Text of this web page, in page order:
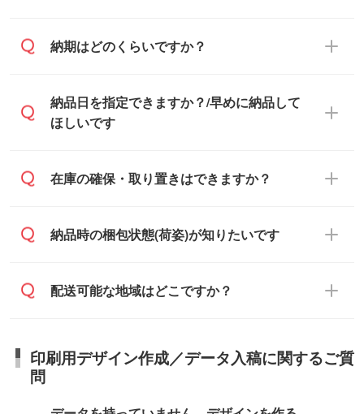
に対応可能です。
人様からご注文いただく場合でも、お支払
い元が学校や幼稚園・保育園であれば、同
す。
納品書・領収書は ご依頼をいただいた場合
でお送りします。
原本の郵送をご希望の場合は、担当スタッ
備考欄』よりお知らせください。
納期はどのくらいですか？
・印刷する場合(500個程度)
ご入金、イメージ画像の校了から約2週間
・商品のみ注文する場合(サンプル購入を含
ます。
納期は商品や数量、印刷方法、ご納品場
ュール」に注文予定日をご入力いただく
納品日を指定できますか？/早めに納品して
ほしいです
ご希望の納期がある場合は、お問い合わ
在庫状況や印刷スケジュールを確認のう
短5営業日で出荷可能な商品もご用意してお
商品ページにてご確認ください
在庫の確保・取り置きはできますか？
ご入金確認後に在庫を確保し、注文確定の
ださい。
納品時の梱包状態(荷姿)が知りたいです
商品によって異なります。各ページにある
います。(白箱、化粧箱、ブリスターパック
など)
配送可能な地域はどこですか？
日本全国へお届けが可能です。なお、海外
への直接納品は行っておりませんので予め
印刷用デザイン作成／データ入稿に関するご質
問